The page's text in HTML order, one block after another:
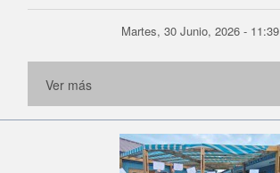
Martes, 30 Junio, 2026 - 11:39
Ver más